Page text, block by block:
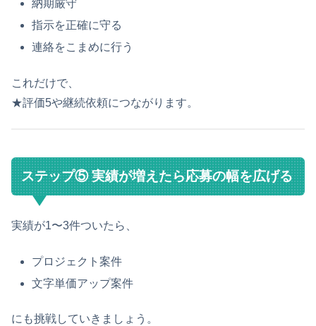
納期厳守
指示を正確に守る
連絡をこまめに行う
これだけで、
★評価5や継続依頼につながります。
ステップ⑤ 実績が増えたら応募の幅を広げる
実績が1〜3件ついたら、
プロジェクト案件
文字単価アップ案件
にも挑戦していきましょう。